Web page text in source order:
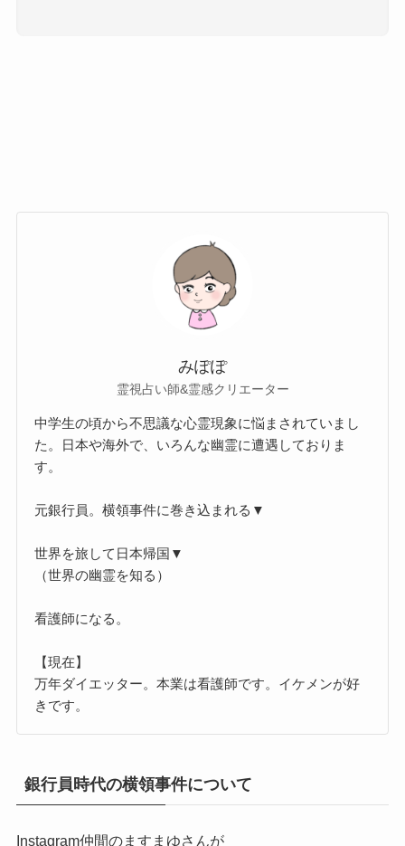
みぽぽ
霊視占い師&霊感クリエーター
中学生の頃から不思議な心霊現象に悩まされていまし
た。日本や海外で、いろんな幽霊に遭遇しておりま
す。
元銀行員。横領事件に巻き込まれる▼
世界を旅して日本帰国▼
（世界の幽霊を知る）
看護師になる。
【現在】
万年ダイエッター。本業は看護師です。イケメンが好
きです。
銀行員時代の横領事件について
Instagram仲間のますまゆさんが